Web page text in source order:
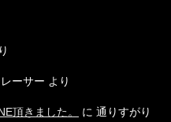
ーサー より
頂きました。 に 通りすがり